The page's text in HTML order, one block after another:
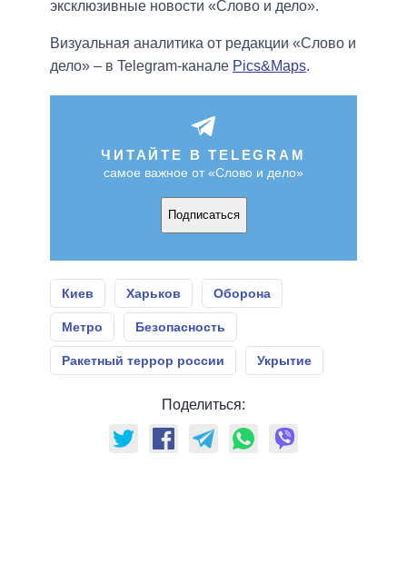
эксклюзивные новости «Слово и дело».
Визуальная аналитика от редакции «Слово и
дело» – в Telegram-канале Pics&Maps.
ЧИТАЙТЕ В TELEGRAM
самое важное от «Слово и дело»
Подписаться
Киев Харьков Оборона
Метро Безопасность
Ракетный террор россии Укрытие
Поделиться: